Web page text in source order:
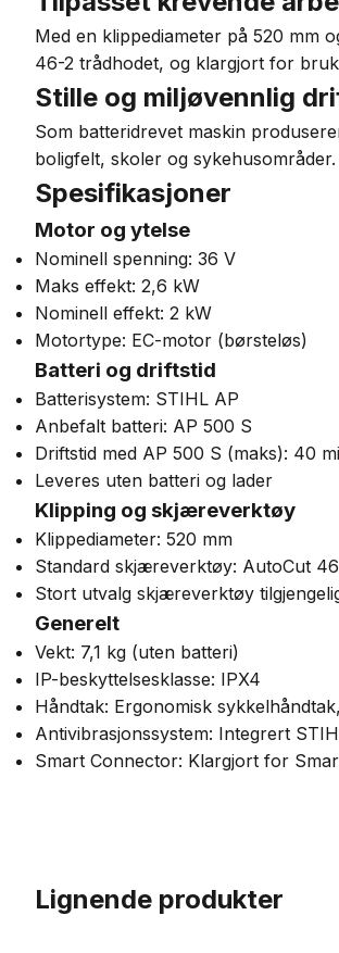
Med en klippediameter på 520 mm
46-2 trådhodet, og klargjort for
Stille og miljøvennlig
Som batteridrevet maskin
boligfelt, skoler og
Spesifikasjoner
Motor og ytelse
Nominell spenning: 36 V
Maks effekt: 2,6 kW
Nominell effekt: 2 kW
Motortype: EC-motor (børsteløs)
Batteri og driftstid
Batterisystem: STIHL AP
Anbefalt batteri: AP 500 S
Driftstid med AP 500 S (maks): 40
Leveres uten batteri og lader
Klipping og skjæreverktøy
Klippediameter: 520 mm
Standard skjæreverktøy: AutoCut
Stort utvalg skjæreverktøy
Generelt
Vekt: 7,1 kg (uten batteri)
IP-beskyttelsesklasse: IPX4
Håndtak: Ergonomisk
Antivibrasjonssystem: Integrert
Smart Connector: Klargjort for
Lignende produkter